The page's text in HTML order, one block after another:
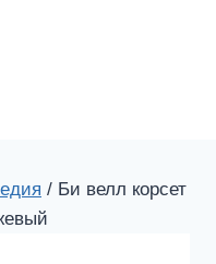
/ Би велл корсет